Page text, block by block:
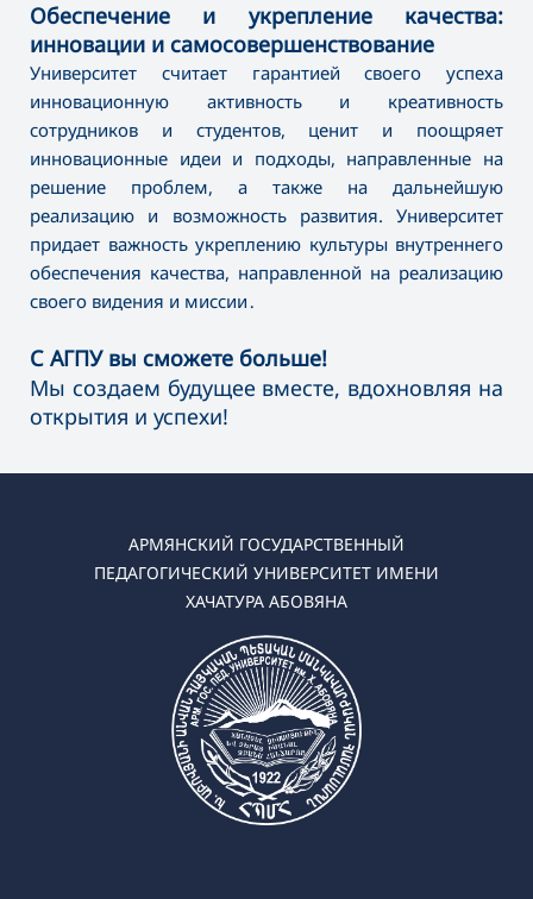
Обеспечение и укрепление качества:
инновации и самосовершенствование
Университет считает гарантией своего успеха
инновационную активность и креативность
сотрудников и студентов, ценит и поощряет
инновационные идеи и подходы, направленные на
решение проблем, а также на дальнейшую
реализацию и возможность развития. Университет
придает важность укреплению культуры внутреннего
обеспечения качества, направленной на реализацию
своего видения и миссии․
С АГПУ вы сможете больше!
Мы создаем будущее вместе, вдохновляя на
открытия и успехи!
АРМЯНСКИЙ ГОСУДАРСТВЕННЫЙ
ПЕДАГОГИЧЕСКИЙ УНИВЕРСИТЕТ ИМЕНИ
ХАЧАТУРА АБОВЯНА